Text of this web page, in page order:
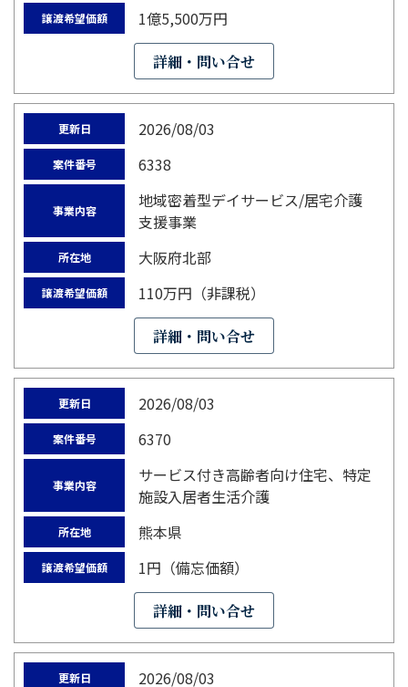
譲渡希望価額 1億5,500万円
詳細・問い合せ
更新日 2026/08/03
案件番号 6338
事業内容
地域密着型デイサービス/居宅介護
支援事業
所在地 大阪府北部
譲渡希望価額 110万円（非課税）
詳細・問い合せ
更新日 2026/08/03
案件番号 6370
事業内容
サービス付き高齢者向け住宅、特定
施設入居者生活介護
所在地 熊本県
譲渡希望価額 1円（備忘価額）
詳細・問い合せ
更新日 2026/08/03